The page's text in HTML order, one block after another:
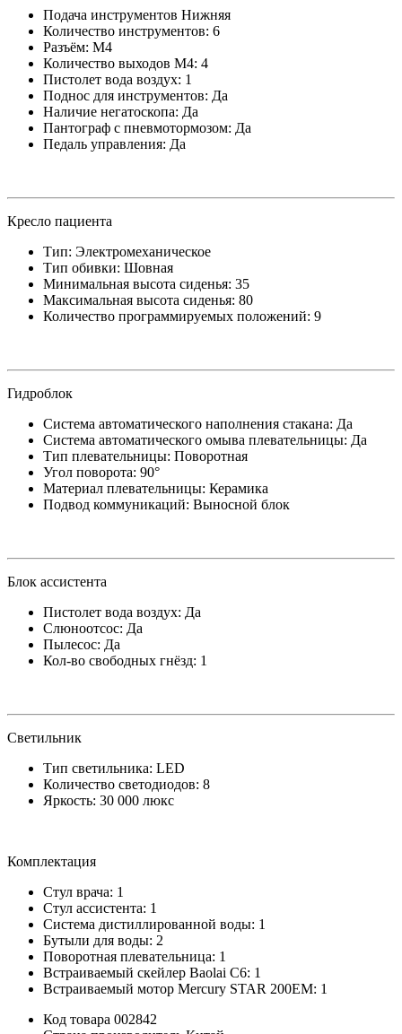
Подача инструментов Нижняя
Количество инструментов: 6
Разъём: М4
Количество выходов М4: 4
Пистолет вода воздух: 1
Поднос для инструментов: Да
Наличие негатоскопа: Да
Пантограф с пневмотормозом: Да
Педаль управления: Да
Кресло пациента
Тип: Электромеханическое
Тип обивки: Шовная
Минимальная высота сиденья: 35
Максимальная высота сиденья: 80
Количество программируемых положений: 9
Гидроблок
Система автоматического наполнения стакана: Да
Система автоматического омыва плевательницы: Да
Тип плевательницы: Поворотная
Угол поворота: 90°
Материал плевательницы: Керамика
Подвод коммуникаций: Выносной блок
Блок ассистента
Пистолет вода воздух: Да
Слюноотсос: Да
Пылесос: Да
Кол-во свободных гнёзд: 1
Светильник
Тип светильника: LED
Количество светодиодов: 8
Яркость: 30 000 люкс
Комплектация
Стул врача: 1
Стул ассистента: 1
Система дистиллированной воды: 1
Бутыли для воды: 2
Поворотная плевательница: 1
Встраиваемый скейлер Baolai C6: 1
Встраиваемый мотор Mercury STAR 200EM: 1
Код товара 002842